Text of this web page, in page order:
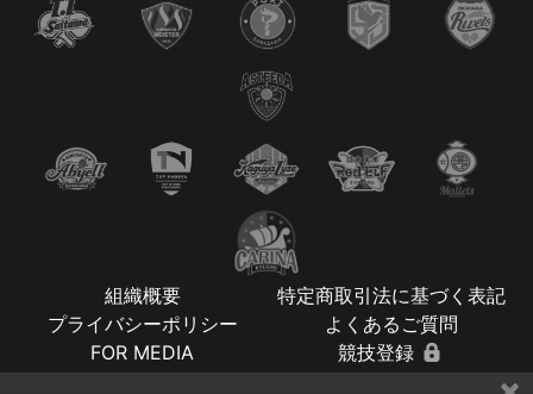
組織概要
特定商取引法に基づく表記
プライバシーポリシー
よくあるご質問
FOR MEDIA
競技登録